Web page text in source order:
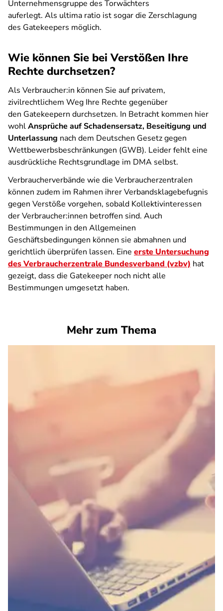
Unternehmensgruppe des Torwächters
auferlegt. Als ultima ratio ist sogar die Zerschlagung
des Gatekeepers möglich.
Wie können Sie bei Verstößen Ihre
Rechte durchsetzen?
Als Verbraucher:in können Sie auf privatem,
zivilrechtlichem Weg Ihre Rechte gegenüber
den Gatekeepern durchsetzen. In Betracht kommen hier
wohlAnsprüche auf Schadensersatz, Beseitigung und
Unterlassung nach dem Deutschen Gesetz gegen
Wettbewerbsbeschränkungen (GWB). Leider fehlt eine
ausdrückliche Rechtsgrundlage im DMA selbst.
Verbraucherverbände wie die Verbraucherzentralen
können zudem im Rahmen ihrer Verbandsklagebefugnis
gegen Verstöße vorgehen, sobald Kollektivinteressen
der Verbraucher:innen betroffen sind. Auch
Bestimmungen in den Allgemeinen
Geschäftsbedingungen können sie abmahnen und
gerichtlich überprüfen lassen. Eine erste Untersuchung
des Verbraucherzentrale Bundesverband (vzbv) hat
gezeigt, dass die Gatekeeper noch nicht alle
Bestimmungen umgesetzt haben.
Mehr zum Thema